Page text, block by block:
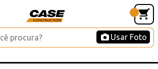
Usar Foto